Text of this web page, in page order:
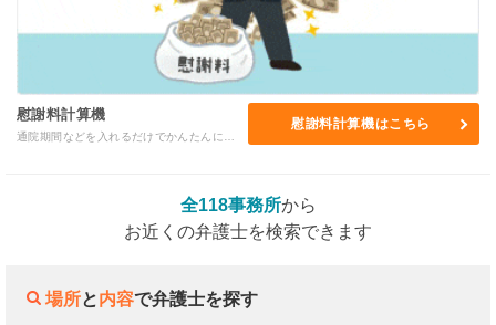
慰謝料計算機
慰謝料計算機はこちら
全118事務所から
お近くの弁護士を検索できます
場所と内容で弁護士を探す